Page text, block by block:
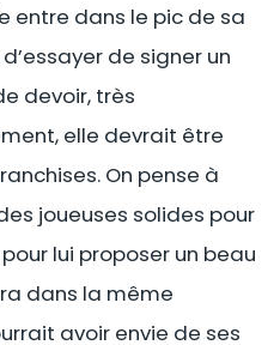
entre dans le pic de sa
de signer un
devoir, très
elle devrait être
On pense à
joueuses solides pour
lui proposer un beau
dans la même
avoir envie de ses